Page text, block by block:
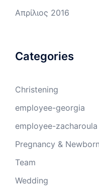
Απρίλιος 2016
Categories
Christening
employee-georgia
employee-zacharoula
Pregnancy & Newborn
Team
Wedding